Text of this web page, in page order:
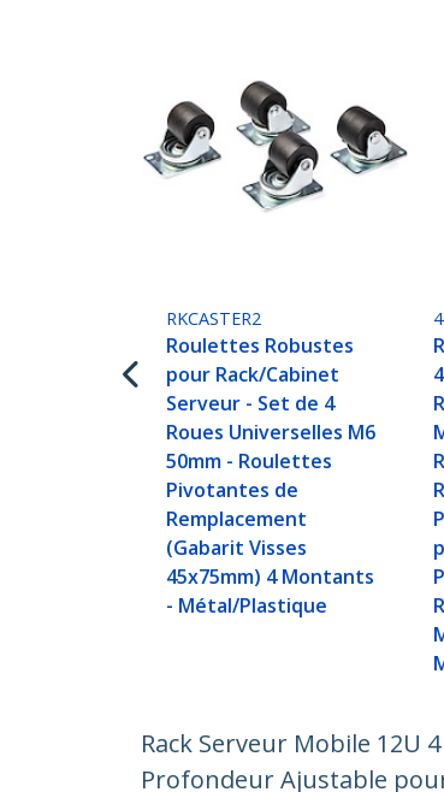
RKCASTER2
Roulettes Robustes
pour Rack/Cabinet
Serveur - Set de 4
Roues Universelles M6
50mm - Roulettes
Pivotantes de
Remplacement
(Gabarit Visses
45x75mm) 4 Montants
- Métal/Plastique
Rack Serveur Mobile 12U
Profondeur Ajustable